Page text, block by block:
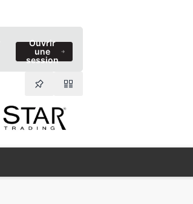
Ouvrir
une
session